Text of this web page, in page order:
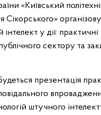
«Київський
Сікорського»
у дії: практичні
сектору та
презентація
штучного